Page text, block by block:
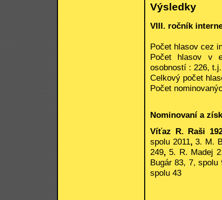
Výsledky
VIII. ročník
Počet hlasov cez
Počet hlasov v
osobností : 226,
Celkový počet
Počet
Nominovaní a
Víťaz R. Raši
spolu 2011,3. M.
249, 5. R. Madej
Bugár 83, 7, spolu
spolu 43